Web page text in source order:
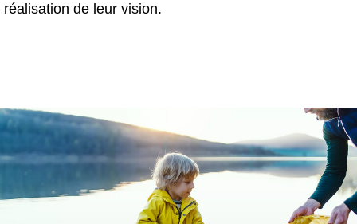
réalisation de leur vision.